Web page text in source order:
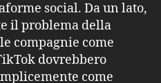
social. Da un lato,
il problema della
compagnie come
dovrebbero
come